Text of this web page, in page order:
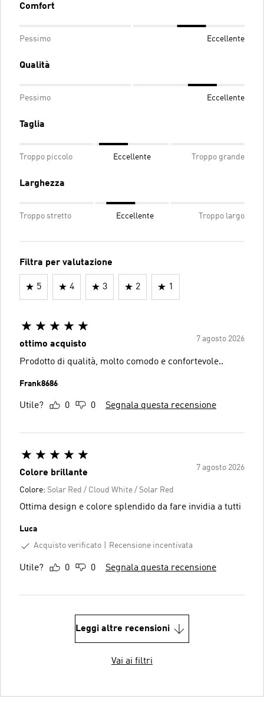
Comfort
Pessimo Eccellente
Qualità
Pessimo Eccellente
Taglia
Troppo piccolo Eccellente Troppo grande
Larghezza
Troppo stretto Eccellente Troppo largo
Filtra per valutazione
5 4 3 2 1
7 agosto 2026
ottimo acquisto
Prodotto di qualità, molto comodo e confortevole..
Frank8686
Utile? 0 0 Segnala questa recensione
7 agosto 2026
Colore brillante
Colore: Solar Red / Cloud White / Solar Red
Ottima design e colore splendido da fare invidia a tutti
Luca
Acquisto verificato
Recensione incentivata
Utile? 0 0 Segnala questa recensione
Leggi altre recensioni
Vai ai filtri